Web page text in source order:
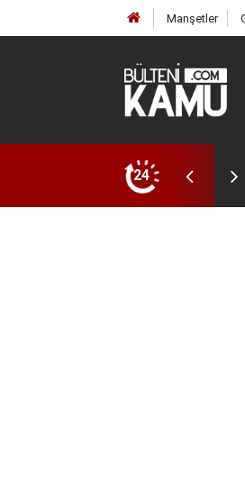
Manşetler
24
ve enstitüler kuruldu, bazıları